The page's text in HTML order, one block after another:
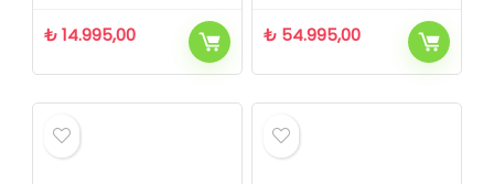
₺14.995,00 ₺54.995,00